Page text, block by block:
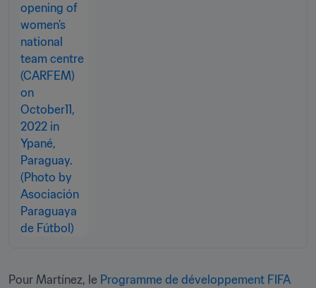
Pour Martínez, le Programme de développement FIFA